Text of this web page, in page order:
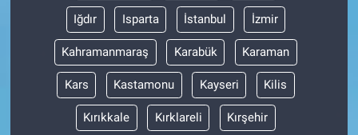
Iğdır Isparta İstanbul İzmir
Kahramanmaraş Karabük Karaman
Kars Kastamonu Kayseri Kilis
Kırıkkale Kırklareli Kırşehir